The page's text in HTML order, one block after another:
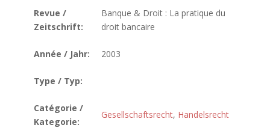
Revue /
Zeitschrift:
Banque & Droit : La pratique du
droit bancaire
Année / Jahr: 2003
Type / Typ:
Catégorie /
Kategorie:
Gesellschaftsrecht, Handelsrecht